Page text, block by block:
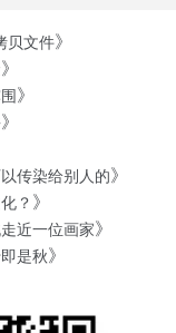
贝文件》
》
》
》
传染给别人的》
？》
近一位画家》
是秋》